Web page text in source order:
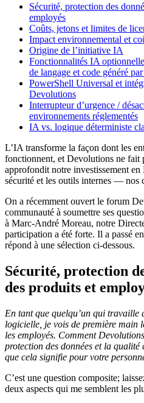
Sécurité, protection des
employés
Coûts, jetons et limites de
Impact environnemental et
Origine de l’initiative IA
Fonctionnalités IA
de langage et code généré
PowerShell Universal et
Devolutions
Interrupteur d’urgence /
environnements réglementés
IA vs. logique déterministe
L’IA transforme la façon dont les
fonctionnent, et Devolutions ne fait
approfondit notre investissement
sécurité et les outils internes — nos
On a récemment ouvert le forum
communauté à soumettre ses
à Marc-André Moreau, notre
participation a été forte. Il a passé
répond à une sélection ci-dessous.
Sécurité, protection
des produits et
En tant que quelqu’un qui travaille
logicielle, je vois de première main
les employés. Comment
protection des données et la qualité
que cela signifie pour votre
C’est une question composite;
deux aspects qui me semblent les